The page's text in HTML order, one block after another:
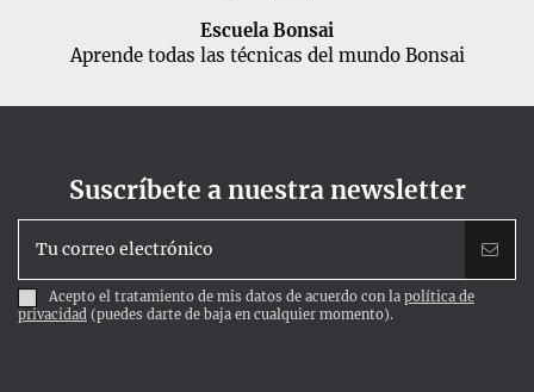
Escuela Bonsai
Aprende todas las técnicas del mundo Bonsai
Suscríbete a nuestra newsletter
Acepto el tratamiento de mis datos de acuerdo con la política de
privacidad (puedes darte de baja en cualquier momento).